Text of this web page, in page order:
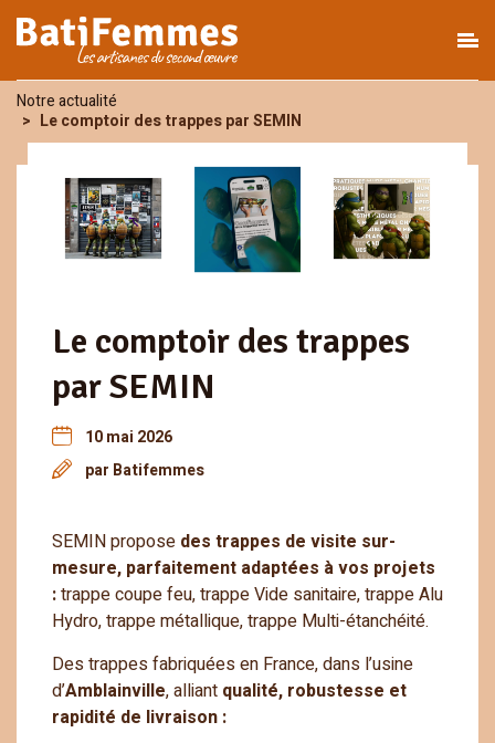
Notre actualité
Le comptoir des trappes par SEMIN
Le comptoir des trappes
par SEMIN
10 mai 2026
par Batifemmes
SEMIN propose des trappes de visite sur-
mesure, parfaitement adaptées à vos projets
:trappe coupe feu, trappe Vide sanitaire, trappe Alu
Hydro, trappe métallique, trappe Multi-étanchéité.
Des trappes fabriquées en France, dans l’usine
d’Amblainville, alliant qualité, robustesse et
rapidité de livraison :